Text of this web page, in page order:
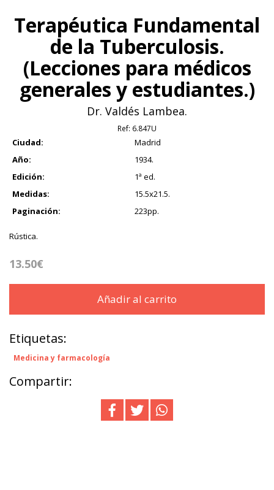
Terapéutica Fundamental
de la Tuberculosis.
(Lecciones para médicos
generales y estudiantes.)
Dr. Valdés Lambea.
Ref: 6.847U
Ciudad:
Madrid
Año:
1934.
Edición:
1ª ed.
Medidas:
15.5x21.5.
Paginación:
223pp.
Rústica.
13.50€
Añadir al carrito
Etiquetas:
Medicina y farmacología
Compartir: